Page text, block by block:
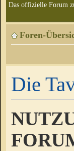
Das offizielle Forum
Foren-
Die